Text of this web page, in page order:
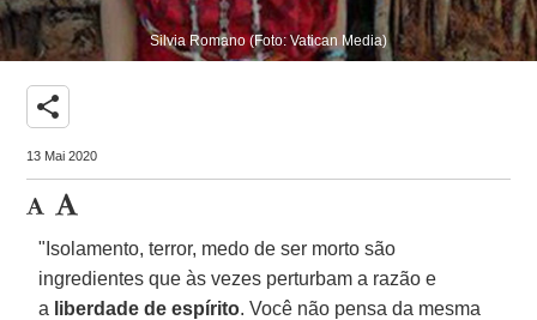
Silvia Romano (Foto: Vatican Media)
share
13 Mai 2020
"Isolamento, terror, medo de ser morto são
ingredientes que às vezes perturbam a razão e
a liberdade de espírito. Você não pensa da mesma